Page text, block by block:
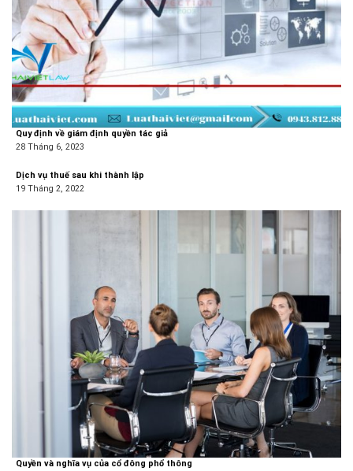
Quy định về giám định quyền tác giả
28 Tháng 6, 2023
Dịch vụ thuế sau khi thành lập
19 Tháng 2, 2022
Quyền và nghĩa vụ của cổ đông phổ thông